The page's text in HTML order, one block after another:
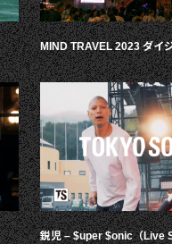
MIND TRAVEL 2023 ダイ
鋭児 – $uper $onic（Live